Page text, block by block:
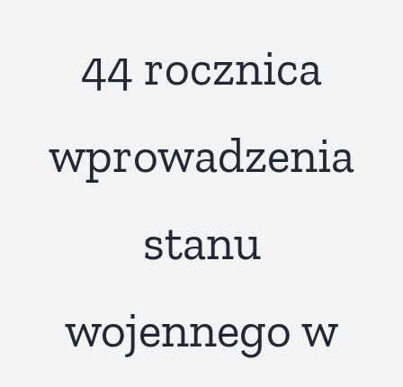
44 rocznica
wprowadzenia
stanu
wojennego w